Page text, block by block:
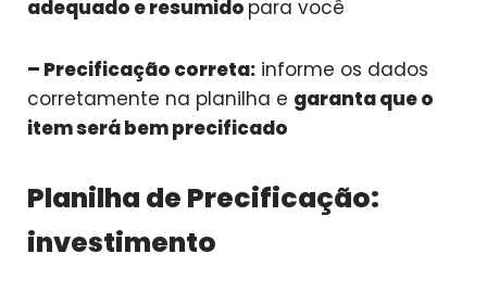
adequado e resumido para você
– Precificação correta: informe os dados
corretamente na planilha e garanta que o
item será bem precificado
Planilha de Precificação:
investimento